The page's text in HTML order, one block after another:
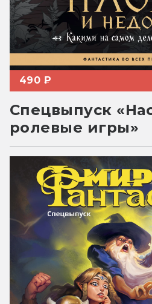
490 ₽
Спецвыпуск
ролевые игры»